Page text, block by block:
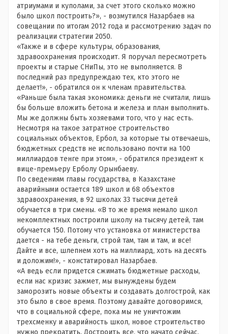
атриумами и куполами, за счет этого сколько можно
было школ построить?», - возмутился Назарбаев на
совещании по итогам 2012 года и рассмотрению задач по
реализации стратегии 2050.
«Также и в сфере культуры, образования,
здравоохранения происходит. Я поручал пересмотреть
проекты и старые СНиПы, это не выполняется. В
последний раз предупреждаю тех, кто этого не
делает!», - обратился он к членам правительства.
«Раньше была такая экономика: деньги не считали, лишь
бы больше вложить бетона и железа и план выполнить.
Мы же должны быть хозяевами того, что у нас есть.
Несмотря на такое затратное строительство
социальных объектов, Ербол, за которые ты отвечаешь,
бюджетных средств не использовано почти на 100
миллиардов тенге при этом», - обратился президент к
вице-премьеру Ерболу Орынбаеву.
По сведениям главы государства, в Казахстане
аварийными остается 189 школ и 68 объектов
здравоохранения, в 92 школах 33 тысячи детей
обучается в три смены. «В то же время немало школ
некомплектных построили школу на тысячу детей, там
обучается 150. Потому что установка от министерства
дается - на тебе деньги, строй там, там и там, и все!
Дайте и все, шлепнем хоть на миллиард, хоть на десять
и доложим!», - констатировал Назарбаев.
«А ведь если придется сжимать бюджетные расходы,
если нас кризис зажмет, мы вынуждены будем
заморозить новые объекты и создавать долгострой, как
это было в свое время. Поэтому давайте договоримся,
что в социальной сфере, пока мы не уничтожим
трехсменку и аварийность школ, новое строительство
нужно прекратить. Достроить все, что начато сейчас,